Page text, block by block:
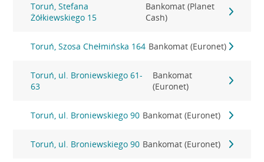
Toruń, Stefana
Żółkiewskiego 15
Bankomat (Planet
Cash)
Toruń, Szosa Chełmińska 164 Bankomat (Euronet)
Toruń, ul. Broniewskiego 61-
63
Bankomat
(Euronet)
Toruń, ul. Broniewskiego 90 Bankomat (Euronet)
Toruń, ul. Broniewskiego 90 Bankomat (Euronet)